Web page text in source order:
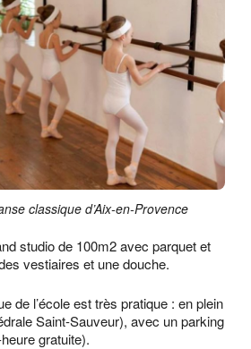
classique d’Aix-en-Provence
studio de 100m2 avec parquet et
vestiaires et une douche.
de l’école est très pratique : en plein
Saint-Sauveur), avec un parking
gratuite).